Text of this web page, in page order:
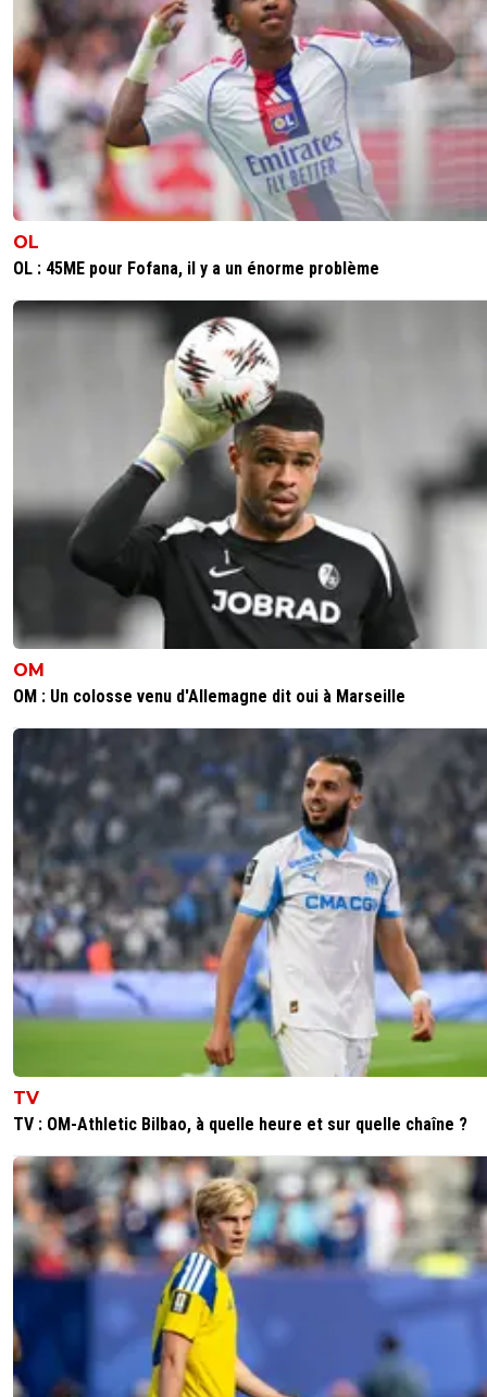
OL
OL : 45ME pour Fofana, il y a un énorme problème
OM
OM : Un colosse venu d'Allemagne dit oui à Marseille
TV
TV : OM-Athletic Bilbao, à quelle heure et sur quelle chaîne ?